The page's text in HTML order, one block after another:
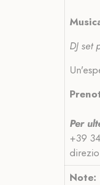
DJ set
Per
+39
Note: